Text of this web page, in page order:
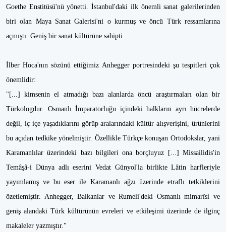
Goethe Enstitüsü'nü yönetti. İstanbul'daki ilk önemli sanat galerilerinden
biri olan Maya Sanat Galerisi'ni o kurmuş ve öncü Türk ressamlarına
açmıştı. Geniş bir sanat kültürüne sahipti.
İlber Hoca'nın sözünü ettiğimiz Anhegger portresindeki şu tespitleri çok
önemlidir:
"[...] kimsenin el atmadığı bazı alanlarda öncü araştırmaları olan bir
Türkologdur. Osmanlı İmparatorluğu içindeki halkların ayrı hücrelerde
değil, iç içe yaşadıklarını görüp aralarındaki kültür alışverişini, ürünlerini
bu açıdan tedkike yönelmiştir. Özellikle Türkçe konuşan Ortodokslar, yani
Karamanlılar üzerindeki bazı bilgileri ona borçluyuz [...] Missailidis'in
Temâşâ-i Dünya adlı eserini Vedat Günyol'la birlikte Lâtin harfleriyle
yayımlamış ve bu eser ile Karamanlı ağzı üzerinde etraflı tetkiklerini
özetlemiştir. Anhegger, Balkanlar ve Rumeli'deki Osmanlı mimarîsi ve
geniş alandaki Türk kültürünün evreleri ve etkileşimi üzerinde de ilginç
makaleler yazmıştır."